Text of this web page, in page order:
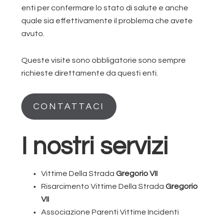
enti per confermare lo stato di salute e anche
quale sia effettivamente il problema che avete
avuto.
Queste visite sono obbligatorie sono sempre
richieste direttamente da questi enti.
CONTATTACI
I nostri servizi
Vittime Della StradaGregorio VII
Risarcimento Vittime Della StradaGregorio
VII
Associazione Parenti Vittime Incidenti